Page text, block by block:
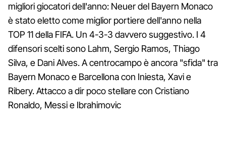
migliori giocatori dell'anno: Neuer del Bayern Monaco
è stato eletto come miglior portiere dell'anno nella
TOP 11 della FIFA. Un 4-3-3 davvero suggestivo. I 4
difensori scelti sono Lahm, Sergio Ramos, Thiago
Silva, e Dani Alves. A centrocampo è ancora "sfida" tra
Bayern Monaco e Barcellona con Iniesta, Xavi e
Ribery. Attacco a dir poco stellare con Cristiano
Ronaldo, Messi e Ibrahimovic